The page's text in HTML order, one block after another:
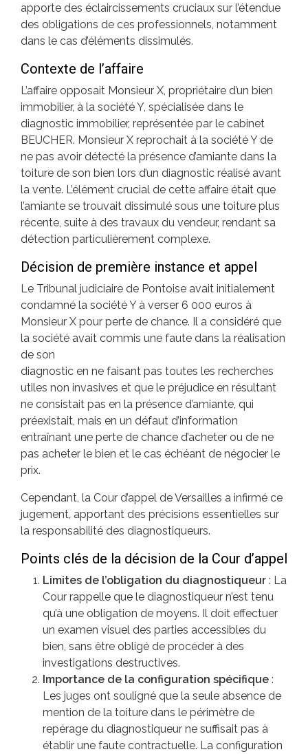
apporte des éclaircissements cruciaux sur l’étendue
des obligations de ces professionnels, notamment
dans le cas d’éléments dissimulés.
Contexte de l’affaire
L’affaire opposait Monsieur X, propriétaire d’un bien
immobilier, à la société Y, spécialisée dans le
diagnostic immobilier, représentée par le cabinet
BEUCHER. Monsieur X reprochait à la société Y de
ne pas avoir détecté la présence d’amiante dans la
toiture de son bien lors d’un diagnostic réalisé avant
la vente. L’élément crucial de cette affaire était que
l’amiante se trouvait dissimulé sous une toiture plus
récente, suite à des travaux du vendeur, rendant sa
détection particulièrement complexe.
Décision de première instance et appel
Le Tribunal judiciaire de Pontoise avait initialement
condamné la société Y à verser 6 000 euros à
Monsieur X pour perte de chance. Il a considéré que
la société avait commis une faute dans la réalisation
de son
diagnostic en ne faisant pas toutes les recherches
utiles non invasives et que le préjudice en résultant
ne consistait pas en la présence d’amiante, qui
préexistait, mais en un défaut d’information
entraînant une perte de chance d’acheter ou de ne
pas acheter le bien et le cas échéant de négocier le
prix.
Cependant, la Cour d’appel de Versailles a infirmé ce
jugement, apportant des précisions essentielles sur
la responsabilité des diagnostiqueurs.
Points clés de la décision de la Cour d’appel
Limites de l’obligation du diagnostiqueur : La
Cour rappelle que le diagnostiqueur n’est tenu
qu’à une obligation de moyens. Il doit effectuer
un examen visuel des parties accessibles du
bien, sans être obligé de procéder à des
investigations destructives.
Importance de la configuration spécifique :
Les juges ont souligné que la seule absence de
mention de la toiture dans le périmètre de
repérage du diagnostiqueur ne suffisait pas à
établir une faute contractuelle. La configuration